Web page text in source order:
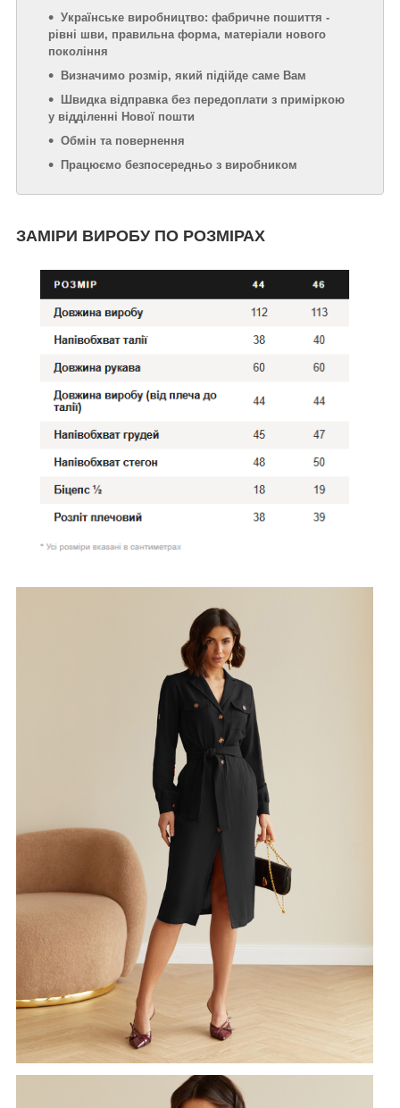
Українське виробництво: фабричне пошиття -
рівні шви, правильна форма, матеріали нового
покоління
Визначимо розмір, який підійде саме Вам
Швидка відправка без передоплати з приміркою
у відділенні Нової пошти
Обмін та повернення
Працюємо безпосередньо з виробником
ЗАМІРИ ВИРОБУ ПО РОЗМІРАХ